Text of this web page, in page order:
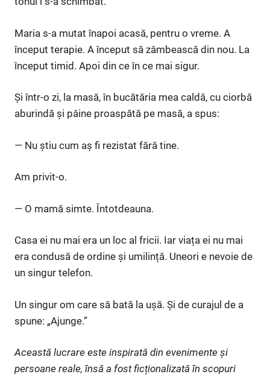
Maria s-a mutat înapoi acasă, pentru o vreme. A
început terapie. A început să zâmbească din nou. La
început timid. Apoi din ce în ce mai sigur.
Și într-o zi, la masă, în bucătăria mea caldă, cu ciorbă
aburindă și pâine proaspătă pe masă, a spus:
— Nu știu cum aș fi rezistat fără tine.
Am privit-o.
— O mamă simte. Întotdeauna.
Casa ei nu mai era un loc al fricii. Iar viața ei nu mai
era condusă de ordine și umilință. Uneori e nevoie de
un singur telefon.
Un singur om care să bată la ușă. Și de curajul de a
spune: „Ajunge.”
Această lucrare este inspirată din evenimente și
persoane reale, însă a fost ficționalizată în scopuri